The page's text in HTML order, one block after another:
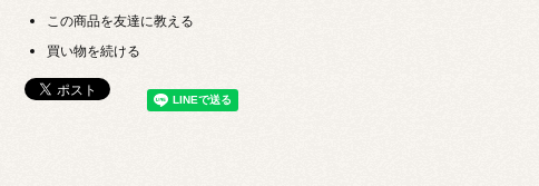
この商品を友達に教える
買い物を続ける